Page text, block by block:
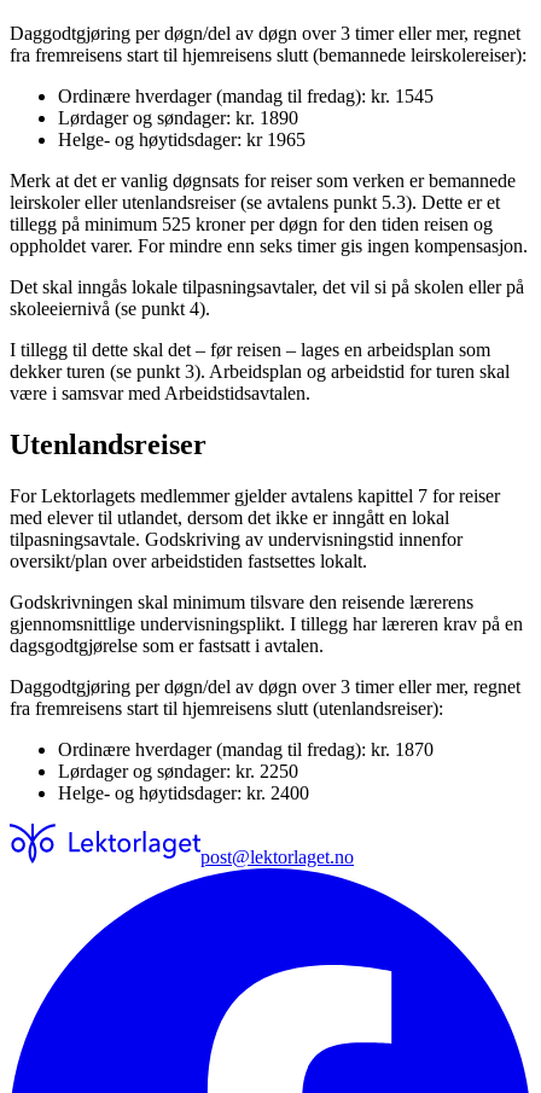
Daggodtgjøring per døgn/del av døgn over 3 timer eller mer, regnet
fra fremreisens start til hjemreisens slutt (bemannede leirskolereiser):
Ordinære hverdager (mandag til fredag): kr. 1545
Lørdager og søndager: kr. 1890
Helge- og høytidsdager: kr 1965
Merk at det er vanlig døgnsats for reiser som verken er bemannede
leirskoler eller utenlandsreiser (se avtalens punkt 5.3). Dette er et
tillegg på minimum 525 kroner per døgn for den tiden reisen og
oppholdet varer. For mindre enn seks timer gis ingen kompensasjon.
Det skal inngås lokale tilpasningsavtaler, det vil si på skolen eller på
skoleeiernivå (se punkt 4).
I tillegg til dette skal det – før reisen – lages en arbeidsplan som
dekker turen (se punkt 3). Arbeidsplan og arbeidstid for turen skal
være i samsvar med Arbeidstidsavtalen.
Utenlandsreiser
For Lektorlagets medlemmer gjelder avtalens kapittel 7 for reiser
med elever til utlandet, dersom det ikke er inngått en lokal
tilpasningsavtale. Godskriving av undervisningstid innenfor
oversikt/plan over arbeidstiden fastsettes lokalt.
Godskrivningen skal minimum tilsvare den reisende lærerens
gjennomsnittlige undervisningsplikt. I tillegg har læreren krav på en
dagsgodtgjørelse som er fastsatt i avtalen.
Daggodtgjøring per døgn/del av døgn over 3 timer eller mer, regnet
fra fremreisens start til hjemreisens slutt (utenlandsreiser):
Ordinære hverdager (mandag til fredag): kr. 1870
Lørdager og søndager: kr. 2250
Helge- og høytidsdager: kr. 2400
post@lektorlaget.no